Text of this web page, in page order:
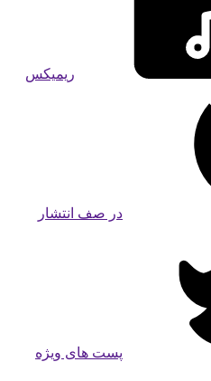
ریمیکس
در صف انتشار
پست های ویژه